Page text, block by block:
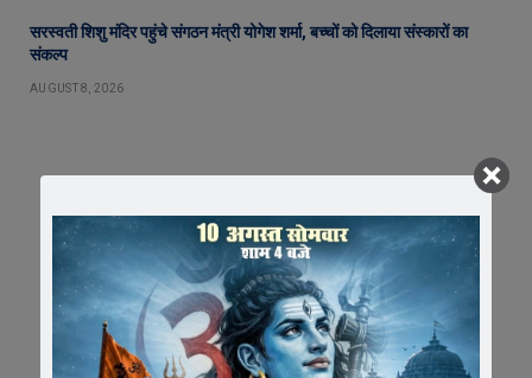
सरस्वती शिशु मंदिर पहुंचे संगठन मंत्री योगेश शर्मा, बच्चों को दिलाया संस्कारों का
संकल्प
AUGUST 8, 2026